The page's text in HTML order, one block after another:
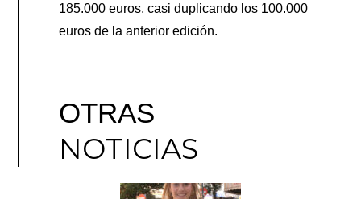
185.000 euros, casi duplicando los 100.000
euros de la anterior edición.
OTRAS
NOTICIAS